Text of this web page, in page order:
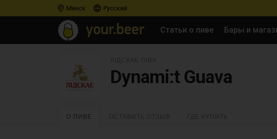
Минск Русский
Статьи о пиве Бары и
Dynami:t Guava
О ПИВЕ